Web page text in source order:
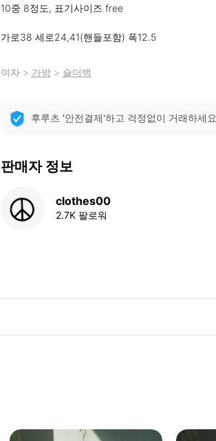
10중 8정도, 표기사이즈 free
가로38 세로24,41(핸들포함) 폭12.5
여자> 가방> 숄더백
후루츠 '안전결제'하고 걱정없이 거래하세요
판매자 정보
clothes00
2.7K 팔로워